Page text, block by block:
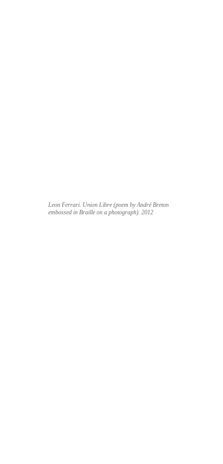
Leon Ferrari. Union Libre (poem by André Breton
embossed in Braille on a photograph). 2012